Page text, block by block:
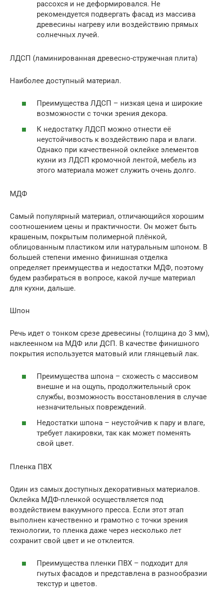
рассохся и не деформировался. Не
рекомендуется подвергать фасад из массива
древесины нагреву или воздействию прямых
солнечных лучей.
ЛДСП (ламинированная древесно-стружечная плита)
Наиболее доступный материал.
Преимущества ЛДСП – низкая цена и широкие
возможности с точки зрения декора.
К недостатку ЛДСП можно отнести её
неустойчивость к воздействию пара и влаги.
Однако при качественной оклейке элементов
кухни из ЛДСП кромочной лентой, мебель из
этого материала может служить очень долго.
МДФ
Самый популярный материал, отличающийся хорошим
соотношением цены и практичности. Он может быть
крашеным, покрытым полимерной плёнкой,
облицованным пластиком или натуральным шпоном. В
большей степени именно финишная отделка
определяет преимущества и недостатки МДФ, поэтому
будем разбираться в вопросе, какой лучше материал
для кухни, дальше.
Шпон
Речь идет о тонком срезе древесины (толщина до 3 мм),
наклеенном на МДФ или ДСП. В качестве финишного
покрытия используется матовый или глянцевый лак.
Преимущества шпона – схожесть с массивом
внешне и на ощупь, продолжительный срок
службы, возможность восстановления в случае
незначительных повреждений.
Недостатки шпона – неустойчив к пару и влаге,
требует лакировки, так как может поменять
свой цвет.
Пленка ПВХ
Один из самых доступных декоративных материалов.
Оклейка МДФ-пленкой осуществляется под
воздействием вакуумного пресса. Если этот этап
выполнен качественно и грамотно с точки зрения
технологии, то пленка даже через несколько лет
сохранит свой цвет и не отклеится.
Преимущества пленки ПВХ – подходит для
гнутых фасадов и представлена в разнообразии
текстур и цветов.